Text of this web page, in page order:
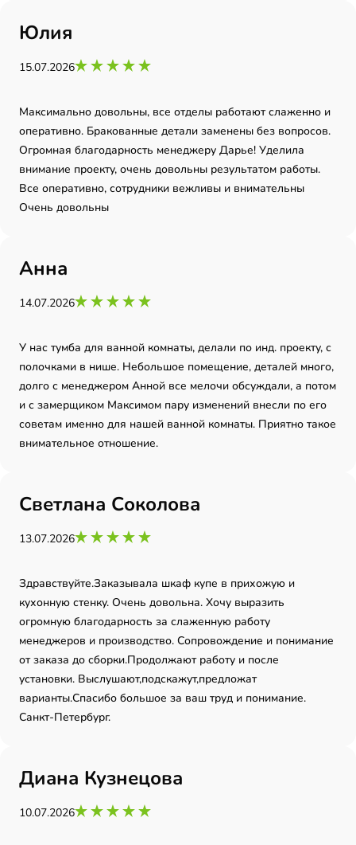
Юлия
15.07.2026
Максимально довольны, все отделы работают слаженно и
оперативно. Бракованные детали заменены без вопросов.
Огромная благодарность менеджеру Дарье! Уделила
внимание проекту, очень довольны результатом работы.
Все оперативно, сотрудники вежливы и внимательны
Очень довольны
Анна
14.07.2026
У нас тумба для ванной комнаты, делали по инд. проекту, с
полочками в нише. Небольшое помещение, деталей много,
долго с менеджером Анной все мелочи обсуждали, а потом
и с замерщиком Максимом пару изменений внесли по его
советам именно для нашей ванной комнаты. Приятно такое
внимательное отношение.
Светлана Соколова
13.07.2026
Здравствуйте.Заказывала шкаф купе в прихожую и
кухонную стенку. Очень довольна. Хочу выразить
огромную благодарность за слаженную работу
менеджеров и производство. Сопровождение и понимание
от заказа до сборки.Продолжают работу и после
установки. Выслушают,подскажут,предложат
варианты.Спасибо большое за ваш труд и понимание.
Санкт-Петербург.
Диана Кузнецова
10.07.2026